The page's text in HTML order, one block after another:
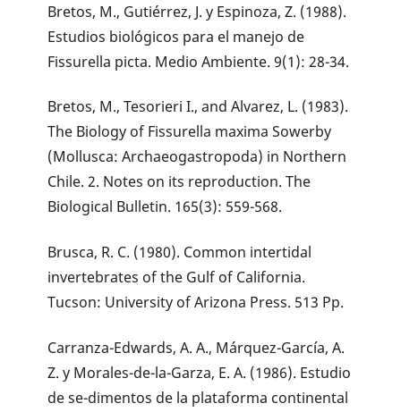
Bretos, M., Gutiérrez, J. y Espinoza, Z. (1988).
Estudios biológicos para el manejo de
Fissurella picta. Medio Ambiente. 9(1): 28-34.
Bretos, M., Tesorieri I., and Alvarez, L. (1983).
The Biology of Fissurella maxima Sowerby
(Mollusca: Archaeogastropoda) in Northern
Chile. 2. Notes on its reproduction. The
Biological Bulletin. 165(3): 559-568.
Brusca, R. C. (1980). Common intertidal
invertebrates of the Gulf of California.
Tucson: University of Arizona Press. 513 Pp.
Carranza-Edwards, A. A., Márquez-García, A.
Z. y Morales-de-la-Garza, E. A. (1986). Estudio
de se-dimentos de la plataforma continental